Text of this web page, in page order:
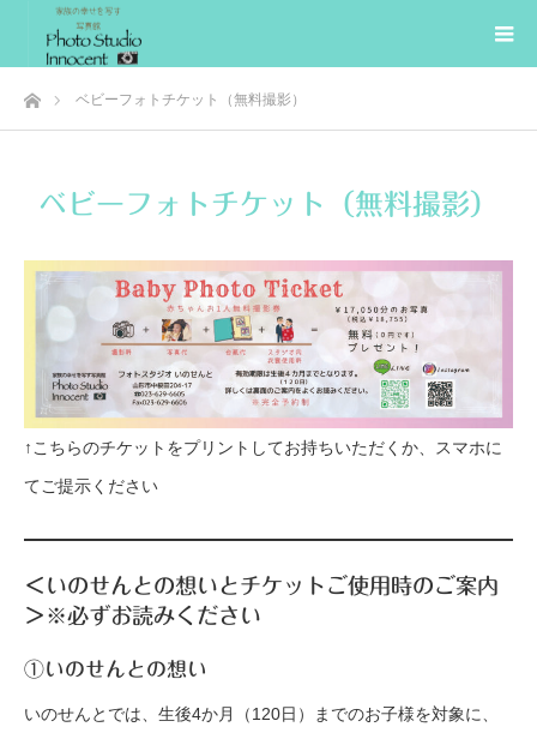
ホームベビーフォトチケット（無料撮影）
ベビーフォトチケット（無料撮影）
↑こちらのチケットをプリントしてお持ちいただくか、スマホに
てご提示ください
＜いのせんとの想いとチケットご使用時のご案内
＞※必ずお読みください
①いのせんとの想い
いのせんとでは、生後4か月（120日）までのお子様を対象に、